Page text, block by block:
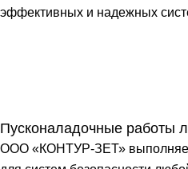
эффективных и надежных
Пусконаладочные работы
ООО «КОНТУР-ЗЕТ»